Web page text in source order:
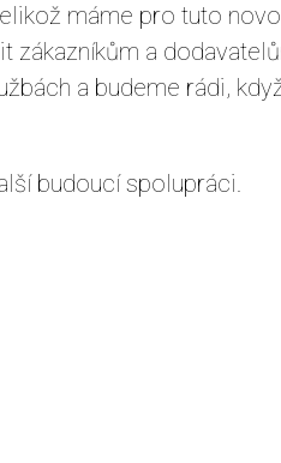
máme pro tuto
a
a budeme rádi,
budoucí spolupráci.